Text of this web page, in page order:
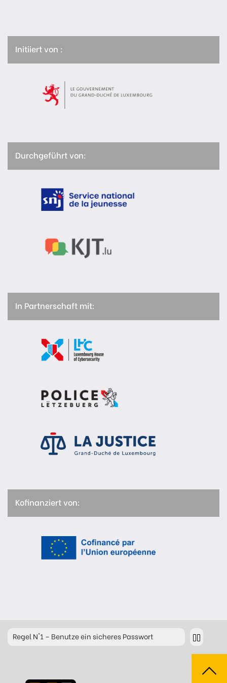
Initiiert von :
Durchgeführt von:
In Partnerschaft mit:
Kofinanziert von:
RegelN°1 – Benutze ein sicheres Passwort
RegelN°3 – Überdenke was du postest